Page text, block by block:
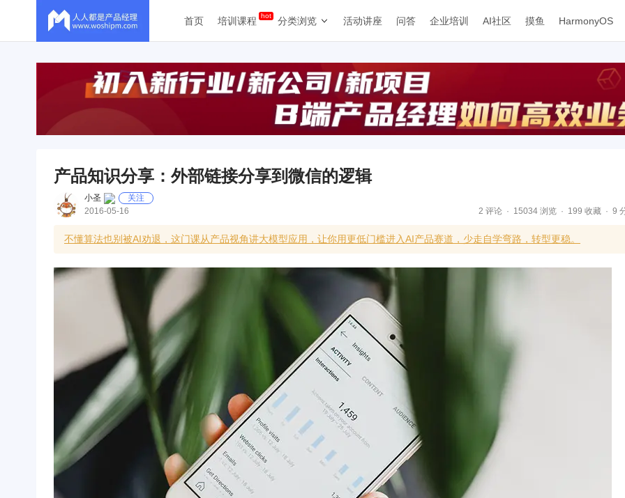
首页 培训课程 分类浏览 活动讲座 问答 企业培训 AI社区 摸鱼 HarmonyOS
产品知识分享：外部链接分享到微信的逻辑
小圣
关注
2016-05-16
2 评论 15034 浏览 199 收藏 9
不懂算法也别被AI劝退，这门课从产品视角讲大模型应用，让你用更低门槛进入AI产品赛道，少走自学弯路，转型更稳。